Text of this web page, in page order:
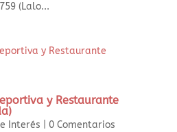
(Lalo...
y Restaurante
Interés 0 Comentarios